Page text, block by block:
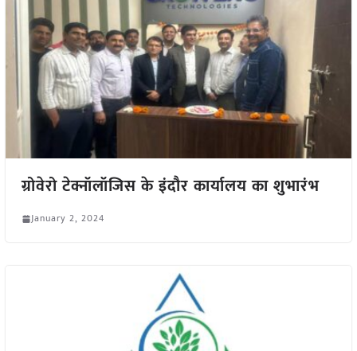
ग्रोवेरो टेक्नॉलॉजिस के इंदौर कार्यालय का शुभारंभ
January 2, 2024